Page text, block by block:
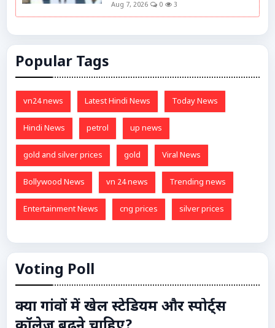
Aug 7, 2026 0 3
Popular Tags
vn24 news Latest Hindi News Today News
Hindi News petrol up news
gold and silver prices gold Viral News
Bollywood News vn 24 news Trending news
Entertainment News cng prices silver prices
Voting Poll
क्या गांवों में खेल स्टेडियम और स्पोर्ट्स